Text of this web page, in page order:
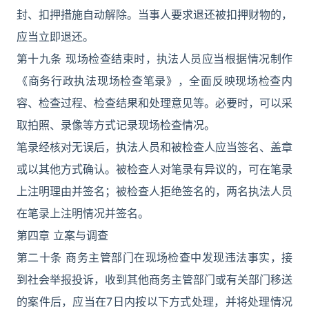
封、扣押措施自动解除。当事人要求退还被扣押财物的，
应当立即退还。
第十九条 现场检查结束时，执法人员应当根据情况制作
《商务行政执法现场检查笔录》，全面反映现场检查内
容、检查过程、检查结果和处理意见等。必要时，可以采
取拍照、录像等方式记录现场检查情况。
笔录经核对无误后，执法人员和被检查人应当签名、盖章
或以其他方式确认。被检查人对笔录有异议的，可在笔录
上注明理由并签名；被检查人拒绝签名的，两名执法人员
在笔录上注明情况并签名。
第四章 立案与调查
第二十条 商务主管部门在现场检查中发现违法事实，接
到社会举报投诉，收到其他商务主管部门或有关部门移送
的案件后，应当在7日内按以下方式处理，并将处理情况